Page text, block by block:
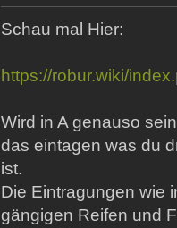
Schau mal Hier:
https://robur.wiki/
Wird in A genauso
das eintagen was du
ist.
Die Eintragungen wie
gängigen Reifen und